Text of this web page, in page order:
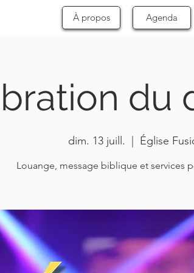
À propos Agenda
du
dim. 13 juill. Église
Louange, message biblique et services